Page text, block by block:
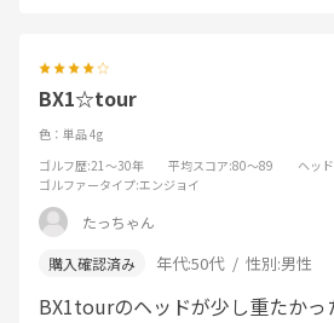
BX1☆tour
色：単品 4g
ゴルフ歴:21～30年 平均スコア:80～89 ヘッ
ゴルファータイプ:エンジョイ
たっちゃん
年代:50代 性別:男性
BX1tourのヘッドが少し重たかっ